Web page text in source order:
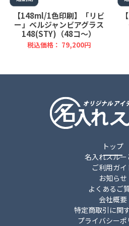
【148ml/1色印刷】「リビ
ー」ベルジャンビアグラス
148(STY)（48コ～）
税込価格： 79,200円
トップ
名入れスルー
ご利用ガイ
お知らせ
よくあるご
会社概要
特定商取引に関
プライバシーポ